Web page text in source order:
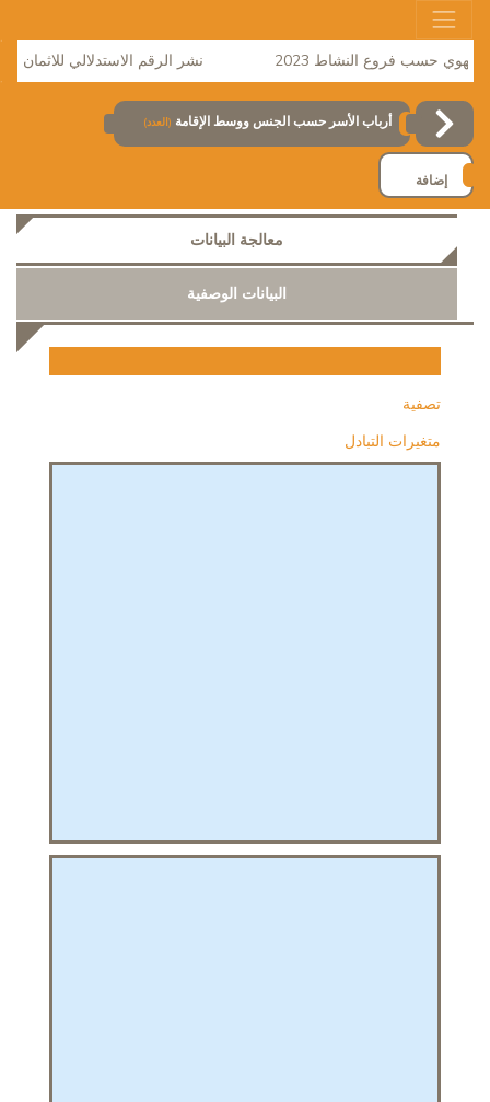
حسب فروع النشاط 2023 نشر الرقم الاستدلالي للاثمان لشهر
أرباب الأسر حسب الجنس ووسط الإقامة (العدد)
إضافة
معالجة البيانات
البيانات الوصفية
تصفية
متغيرات التبادل